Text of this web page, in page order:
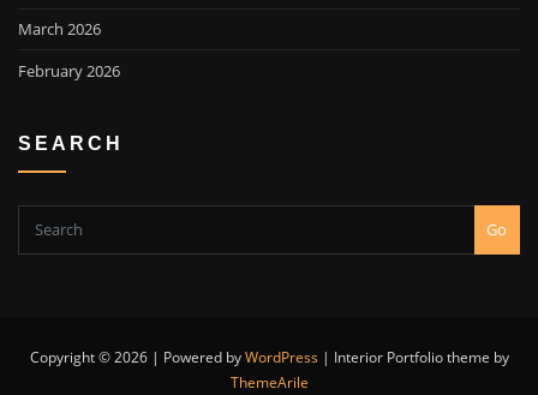
March 2026
February 2026
SEARCH
Go
Copyright © 2026 | Powered byWordPress | Interior Portfolio theme by
ThemeArile